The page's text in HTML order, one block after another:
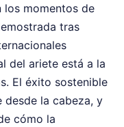
los momentos de
tras
del ariete está a la
El éxito sostenible
la cabeza, y
cómo la